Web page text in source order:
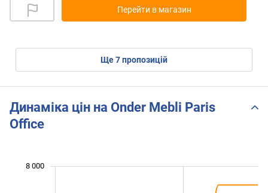
Перейти в магазин
ще7пропозицій
Динаміка цін на Onder Mebli Paris
Office
8 000